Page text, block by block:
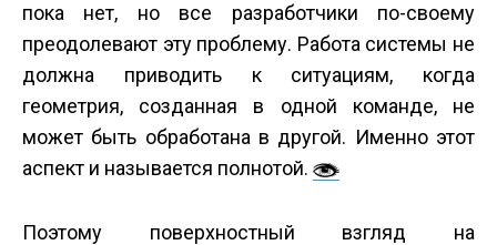
пока нет, но все разработчики по-своему
преодолевают эту проблему. Работа системы не
должна приводить к ситуациям, когда
геометрия, созданная в одной команде, не
может быть обработана в другой. Именно этот
аспект и называется полнотой.
Поэтому поверхностный взгляд на